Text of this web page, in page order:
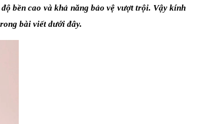
bền cao và khả năng bảo vệ vượt trội. Vậy kính
bài viết dưới đây.